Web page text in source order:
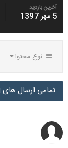
آخرین بازدید
5 مهر 1397
نوع محتوا
تمامی ارسال های omidheydari